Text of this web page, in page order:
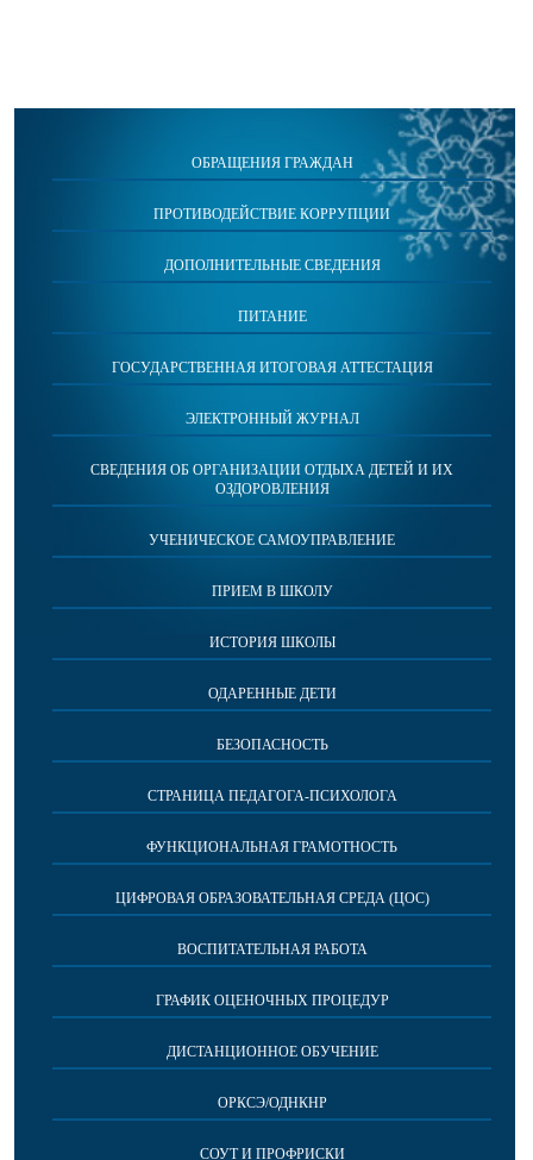
ОБРАЩЕНИЯ ГРАЖДАН
ПРОТИВОДЕЙСТВИЕ КОРРУПЦИИ
ДОПОЛНИТЕЛЬНЫЕ СВЕДЕНИЯ
ПИТАНИЕ
ГОСУДАРСТВЕННАЯ ИТОГОВАЯ АТТЕСТАЦИЯ
ЭЛЕКТРОННЫЙ ЖУРНАЛ
СВЕДЕНИЯ ОБ ОРГАНИЗАЦИИ ОТДЫХА ДЕТЕЙ И ИХ
ОЗДОРОВЛЕНИЯ
УЧЕНИЧЕСКОЕ САМОУПРАВЛЕНИЕ
ПРИЕМ В ШКОЛУ
ИСТОРИЯ ШКОЛЫ
ОДАРЕННЫЕ ДЕТИ
БЕЗОПАСНОСТЬ
СТРАНИЦА ПЕДАГОГА-ПСИХОЛОГА
ФУНКЦИОНАЛЬНАЯ ГРАМОТНОСТЬ
ЦИФРОВАЯ ОБРАЗОВАТЕЛЬНАЯ СРЕДА (ЦОС)
ВОСПИТАТЕЛЬНАЯ РАБОТА
ГРАФИК ОЦЕНОЧНЫХ ПРОЦЕДУР
ДИСТАНЦИОННОЕ ОБУЧЕНИЕ
ОРКСЭ/ОДНКНР
СОУТ И ПРОФРИСКИ